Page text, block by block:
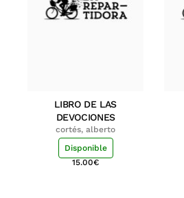
LIBRO DE LAS
DEVOCIONES
cortés, alberto
Disponible
15.00€